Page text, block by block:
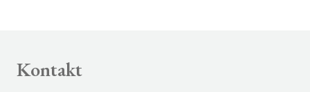
Kontakt